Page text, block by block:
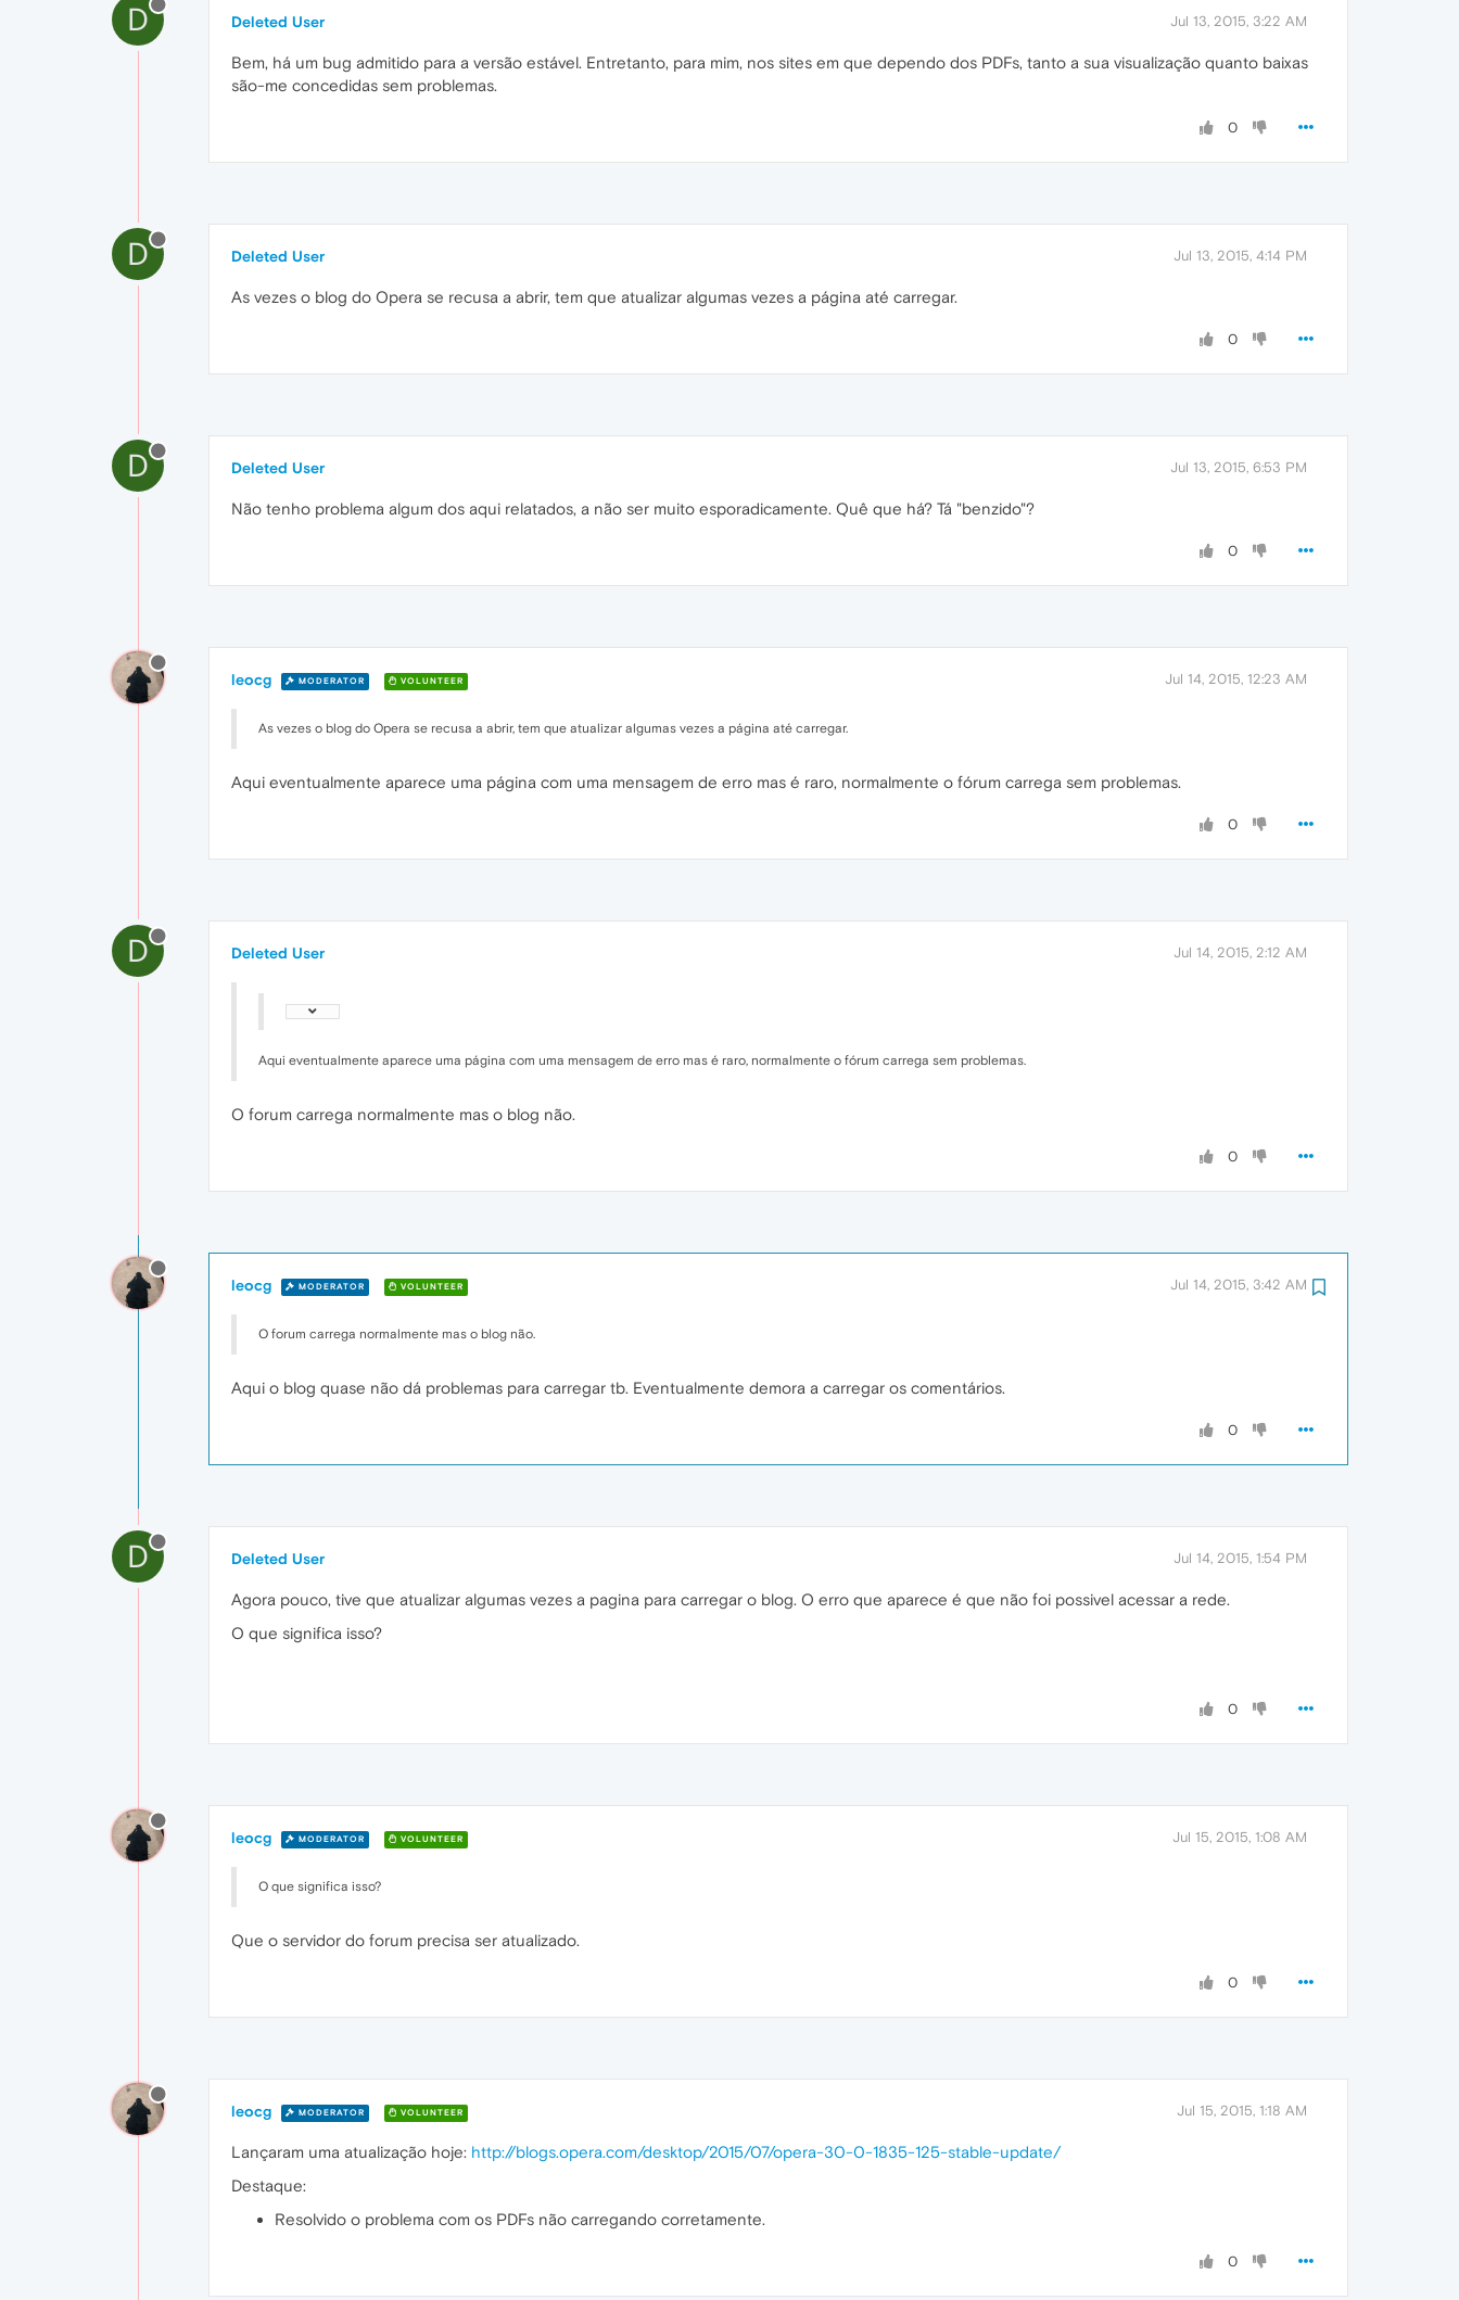
D Deleted User Jul 13, 2015, 3:22 AM
Bem, há um bug admitido para a versão estável. Entretanto, para mim, nos sites em que dependo dos PDFs, tanto a sua visualização quanto baixas
são-me concedidas sem problemas.
0
D Deleted User Jul 13, 2015, 4:14 PM
As vezes o blog do Opera se recusa a abrir, tem que atualizar algumas vezes a página até carregar.
0
D Deleted User Jul 13, 2015, 6:53 PM
Não tenho problema algum dos aqui relatados, a não ser muito esporadicamente. Quê que há? Tá "benzido"?
0
leocg MODERATOR VOLUNTEER Jul 14, 2015, 12:23 AM
As vezes o blog do Opera se recusa a abrir, tem que atualizar algumas vezes a página até carregar.
Aqui eventualmente aparece uma página com uma mensagem de erro mas é raro, normalmente o fórum carrega sem problemas.
0
D Deleted User Jul 14, 2015, 2:12 AM
Aqui eventualmente aparece uma página com uma mensagem de erro mas é raro, normalmente o fórum carrega sem problemas.
O forum carrega normalmente mas o blog não.
0
leocg MODERATOR VOLUNTEER Jul 14, 2015, 3:42 AM
O forum carrega normalmente mas o blog não.
Aqui o blog quase não dá problemas para carregar tb. Eventualmente demora a carregar os comentários.
0
D Deleted User Jul 14, 2015, 1:54 PM
Agora pouco, tive que atualizar algumas vezes a pagina para carregar o blog. O erro que aparece é que não foi possivel acessar a rede.
O que significa isso?
0
leocg MODERATOR VOLUNTEER Jul 15, 2015, 1:08 AM
O que significa isso?
Que o servidor do forum precisa ser atualizado.
0
leocg MODERATOR VOLUNTEER Jul 15, 2015, 1:18 AM
Lançaram uma atualização hoje: http://blogs.opera.com/desktop/2015/07/opera-30-0-1835-125-stable-update/
Destaque:
Resolvido o problema com os PDFs não carregando corretamente.
0